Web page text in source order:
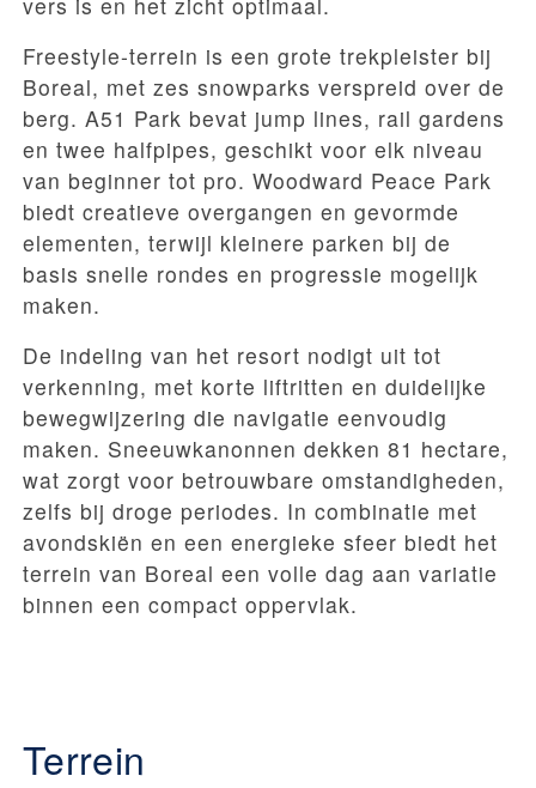
Freestyle-terrein is een grote trekpleister bij
Boreal, met zes snowparks verspreid over de
berg. A51 Park bevat jump lines, rail gardens
en twee halfpipes, geschikt voor elk niveau
van beginner tot pro. Woodward Peace Park
biedt creatieve overgangen en gevormde
elementen, terwijl kleinere parken bij de
basis snelle rondes en progressie mogelijk
maken.
De indeling van het resort nodigt uit tot
verkenning, met korte liftritten en duidelijke
bewegwijzering die navigatie eenvoudig
maken. Sneeuwkanonnen dekken 81 hectare,
wat zorgt voor betrouwbare omstandigheden,
zelfs bij droge periodes. In combinatie met
avondskiën en een energieke sfeer biedt het
terrein van Boreal een volle dag aan variatie
binnen een compact oppervlak.
Terrein